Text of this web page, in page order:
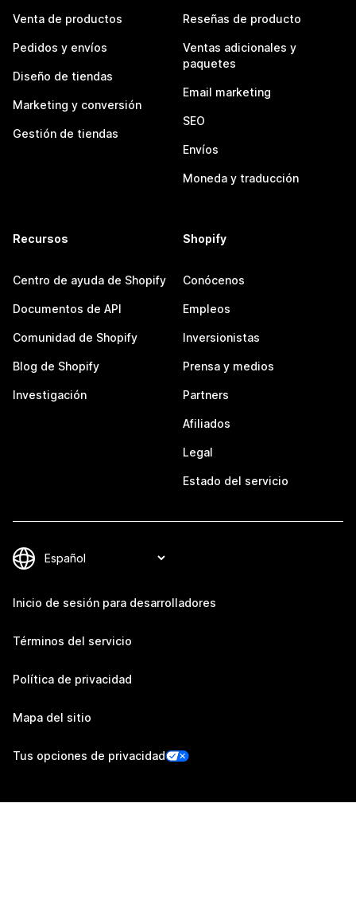
Venta de productos
Pedidos y envíos
Diseño de tiendas
Marketing y conversión
Gestión de tiendas
Reseñas de producto
Ventas adicionales y
paquetes
Email marketing
SEO
Envíos
Moneda y traducción
Recursos
Centro de ayuda de Shopify
Documentos de API
Comunidad de Shopify
Blog de Shopify
Investigación
Shopify
Conócenos
Empleos
Inversionistas
Prensa y medios
Partners
Afiliados
Legal
Estado del servicio
Inicio de sesión para desarrolladores
Términos del servicio
Política de privacidad
Mapa del sitio
Tus opciones de privacidad